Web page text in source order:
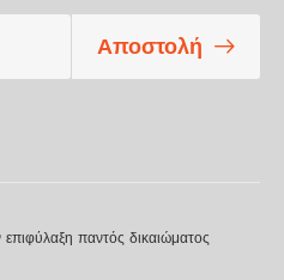
Αποστολή
παντός δικαιώματος